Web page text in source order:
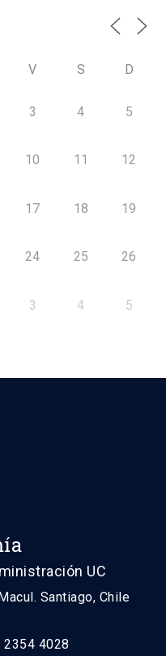
V S D
3 4 5
10 11 12
17 18 19
24 25 26
3 4 5
UC
Santiago, Chile
4028